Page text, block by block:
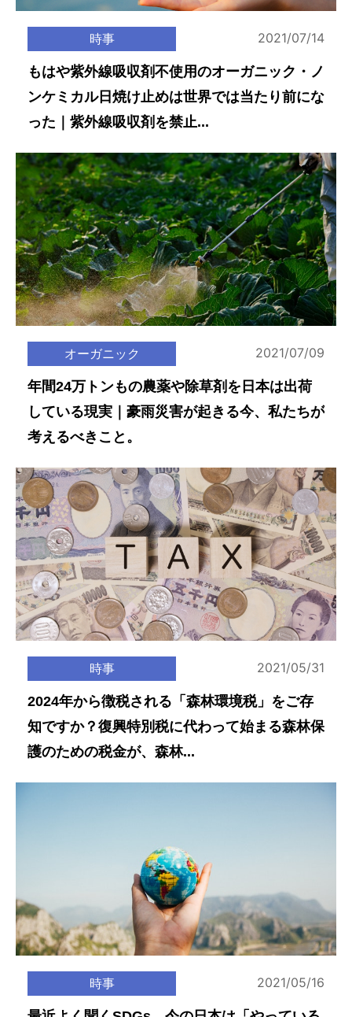
時事 2021/07/14
もはや紫外線吸収剤不使用のオーガニック・ノ
ンケミカル日焼け止めは世界では当たり前にな
った｜紫外線吸収剤を禁止...
オーガニック 2021/07/09
年間24万トンもの農薬や除草剤を日本は出荷
している現実｜豪雨災害が起きる今、私たちが
考えるべきこと。
時事 2021/05/31
2024年から徴税される「森林環境税」をご存
知ですか？復興特別税に代わって始まる森林保
護のための税金が、森林...
時事 2021/05/16